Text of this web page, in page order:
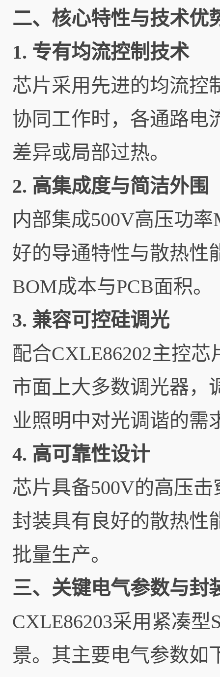
二、核心特性与技术优
1. 专有均流控制技术
芯片采用先进的均流控
协同工作时，各通路电
差异或局部过热。
2. 高集成度与简洁外围
内部集成500V高压功
好的导通特性与散热性
BOM成本与PCB面积。
3. 兼容可控硅调光
配合CXLE86202主控
市面上大多数调光器，
业照明中对光调谐的需
4. 高可靠性设计
芯片具备500V的高压
封装具有良好的散热性
批量生产。
三、关键电气参数与封
CXLE86203采用紧凑
景。其主要电气参数如